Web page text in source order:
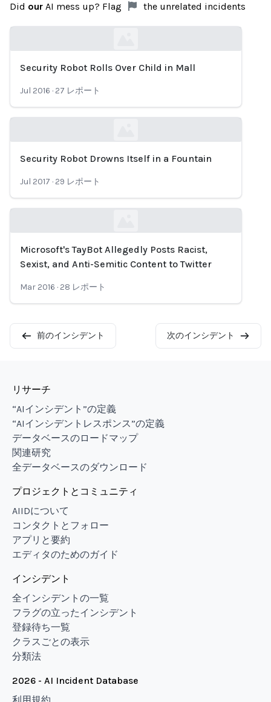
Did our AI mess up? Flag the unrelated incidents
Security Robot Rolls Over Child in Mall
Jul 2016 · 27 レポート
Security Robot Drowns Itself in a Fountain
Jul 2017 · 29 レポート
Loading...
Microsoft's TayBot Allegedly Posts Racist,
Sexist, and Anti-Semitic Content to Twitter
Mar 2016 · 28 レポート
前のインシデント 次のインシデント
リサーチ
“AIインシデント”の定義
“AIインシデントレスポンス”の定義
データベースのロードマップ
関連研究
全データベースのダウンロード
プロジェクトとコミュニティ
AIIDについて
コンタクトとフォロー
アプリと要約
エディタのためのガイド
インシデント
全インシデントの一覧
フラグの立ったインシデント
登録待ち一覧
クラスごとの表示
分類法
2026 - AI Incident Database